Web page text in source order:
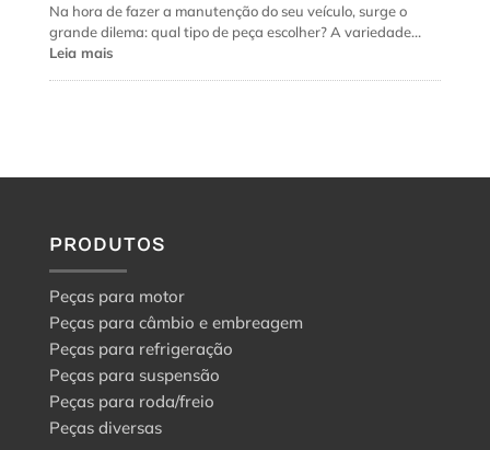
Na hora de fazer a manutenção do seu veículo, surge o
grande dilema: qual tipo de peça escolher? A variedade…
Leia mais:
o
a
PRODUTOS
Peças para motor
Peças para câmbio e embreagem
Peças para refrigeração
Peças para suspensão
Peças para roda/freio
Peças diversas